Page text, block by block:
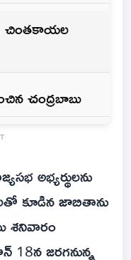
చింతకాయల
చంద్రబాబు
అభ్యర్థులను
కూడిన జాబితాను
శనివారం
18న జరగనున్న